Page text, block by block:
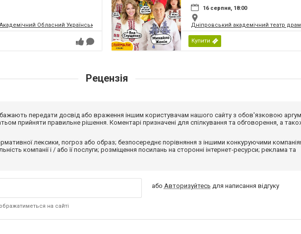
Обласний Український Молодіжний Театр
16 серпня, 18:00
Дніпровський академічний театр
Купити
Рецензія
бажають передати досвід або враження іншим користувачам нашого сайту з обов'язковою
прийняти правильне рішення. Коментарі призначені для спілкування та обговорення, а
лексики, погроз або образ; безпосереднє порівняння з іншими конкуруючими
компанії і / або її послуги; розміщення посилань на сторонні інтернет-ресурси; реклама та
на сайті
або Авторизуйтесь для написання відгуку